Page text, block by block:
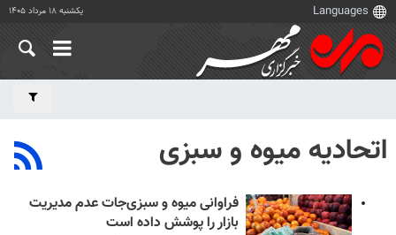
یکشنبه ۱۸ مرداد ۱۴۰۵
اتحادیه میوه و سبزی
فراوانی میوه و سبزی‌جات عدم مدیریت
بازار را پوشش داده است